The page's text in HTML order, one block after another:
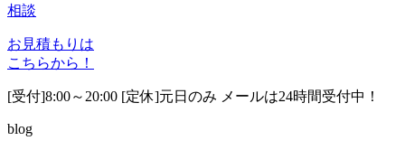
相談
お見積もりは
こちらから！
[受付]8:00～20:00 [定休]元日のみ メールは24時間受付中！
blog